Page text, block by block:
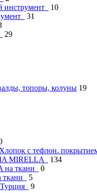
инструмент
10
31
29
топоры, колуны 19
с тефлон.
MIRELLA
134
на ткани
0
ткани
5
9